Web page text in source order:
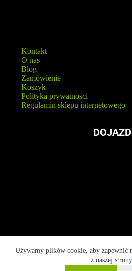
Używamy plików cookie, aby zapewnić
z naszej
Kontakt
O nas
Blog
Zamówienie
Koszyk
Polityka prywatności
Regulamin sklepu internetowego
DOJAZD